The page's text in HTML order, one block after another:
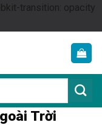
transition: opacity
Trời